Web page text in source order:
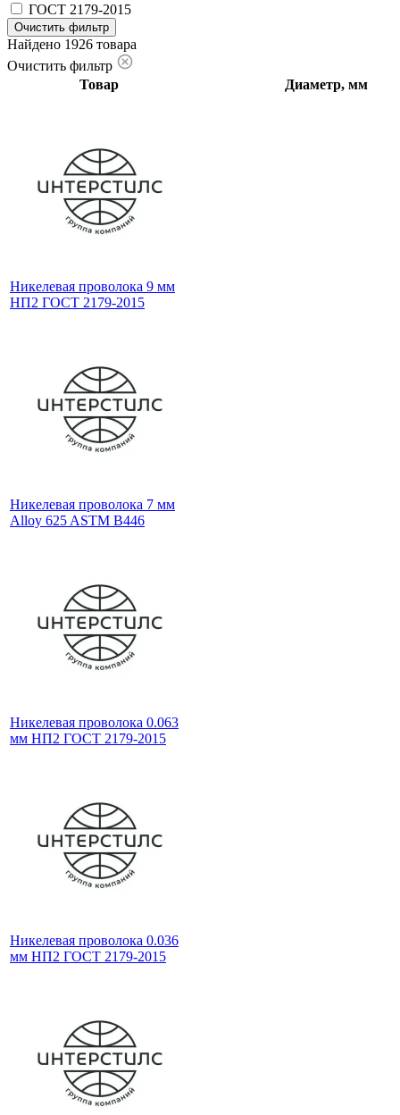
ГОСТ 2179-2015
Очистить фильтр
Найдено 1926 товара
Очистить фильтр
Товар
Диаметр, мм
Никелевая проволока 9 мм
НП2 ГОСТ 2179-2015
Никелевая проволока 7 мм
Alloy 625 ASTM B446
Никелевая проволока 0.063
мм НП2 ГОСТ 2179-2015
Никелевая проволока 0.036
мм НП2 ГОСТ 2179-2015